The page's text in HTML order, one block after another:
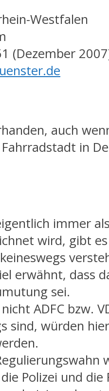
Westfalen
(Dezember
auch
Fahrradstadt in
immer
wird, gibt
erwähnt, dass
sei.
ADFC bzw.
sind, würden
Polizei und die